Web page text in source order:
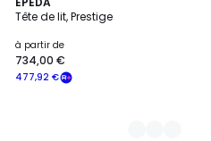
Tête de lit, Prestige
à partir de
477,92 €
734,00 €
2
Couleurs